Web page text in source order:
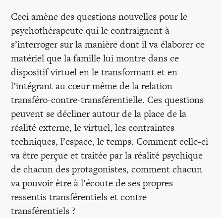
Ceci amène des questions nouvelles pour le
psychothérapeute qui le contraignent à
s’interroger sur la manière dont il va élaborer ce
matériel que la famille lui montre dans ce
dispositif virtuel en le transformant et en
l’intégrant au cœur même de la relation
transféro-contre-transférentielle. Ces questions
peuvent se décliner autour de la place de la
réalité externe, le virtuel, les contraintes
techniques, l’espace, le temps. Comment celle-ci
va être perçue et traitée par la réalité psychique
de chacun des protagonistes, comment chacun
va pouvoir être à l’écoute de ses propres
ressentis transférentiels et contre-
transférentiels ?